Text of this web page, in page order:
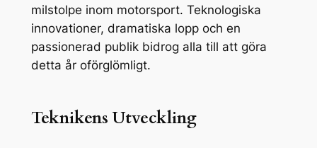
milstolpe inom motorsport. Teknologiska
innovationer, dramatiska lopp och en
passionerad publik bidrog alla till att göra
detta år oförglömligt.
Teknikens Utveckling